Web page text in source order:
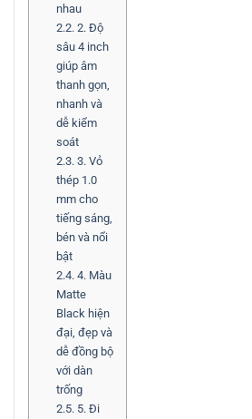
nhau
2.2. 2. Độ
sâu 4 inch
giúp âm
thanh gọn,
nhanh và
dễ kiểm
soát
2.3. 3. Vỏ
thép 1.0
mm cho
tiếng sáng,
bén và nổi
bật
2.4. 4. Màu
Matte
Black hiện
đại, đẹp và
dễ đồng bộ
với dàn
trống
2.5. 5. Đi